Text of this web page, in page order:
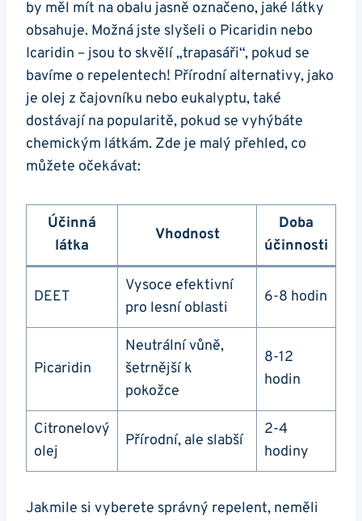
by měl mít na obalu jasně označeno, jaké látky
obsahuje. Možná jste slyšeli o Picaridin nebo
Icaridin – jsou to skvělí „trapasáři“, pokud se
bavíme o repelentech! Přírodní alternativy, jako
je olej z čajovníku nebo eukalyptu, také
dostávají na popularitě, pokud se vyhýbáte
chemickým látkám. Zde je malý přehled, co
můžete očekávat:
Účinná
látka
Vhodnost
Doba
účinnosti
DEET
Vysoce efektivní
pro lesní oblasti
6-8 hodin
Picaridin
Neutrální vůně,
šetrnější k
pokožce
8-12
hodin
Citronelový
olej
Přírodní, ale slabší
2-4
hodiny
Jakmile si vyberete správný repelent, neměli